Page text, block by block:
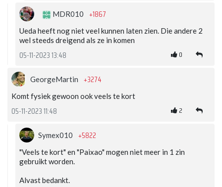
MDR010 +1867
Ueda heeft nog niet veel kunnen laten zien. Die andere 2
wel steeds dreigend als ze in komen
05-11-2023 13:48 0
GeorgeMartin +3274
Komt fysiek gewoon ook veels te kort
05-11-2023 11:48 2
Symex010 +5822
"Veels te kort" en "Paixao" mogen niet meer in 1 zin
gebruikt worden.
Alvast bedankt.